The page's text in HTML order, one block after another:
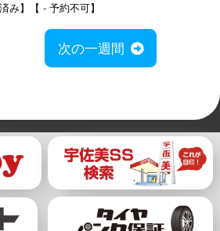
み】【 - 予約不可】
次の一週間